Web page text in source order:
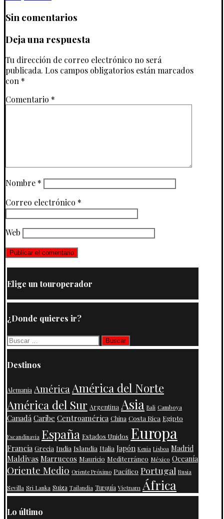
Sin comentarios
Deja una respuesta
Tu dirección de correo electrónico no será
publicada. Los campos obligatorios están marcados
con *
Comentario *
Nombre *
Correo electrónico *
Web
Elige un touroperador
¿Donde quieres ir?
Buscar:
Destinos
Alemania AméricaAmérica del Norte
América del Sur Argentina Asia Bali Camboya
Canadá Caribe Centroamérica China Costa Rica Egipto
Escandinavia España Estados Unidos Europa
Francia Grecia India Islandia Italia Japón Kenia Lisboa Madrid
Maldivas Marruecos Mauricio Mediterráneo México Oceanía
Oriente Medio Oriente Próximo Pacífico Portugal Rusia
Sevilla Sri Lanka Suiza Tailandia Turquía Vietnam África
Lo último